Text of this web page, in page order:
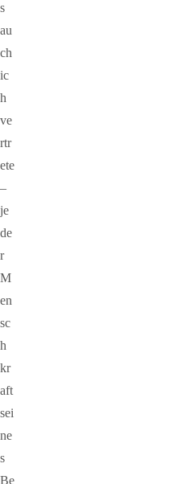
s
au
ch
ic
h
ve
rtr
ete
–
je
de
r
M
en
sc
h
kr
aft
sei
ne
s
Be